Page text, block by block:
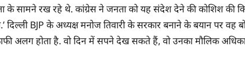
के सामने रख रहे थे. कांग्रेस ने जनता को यह संदेश देने की कोशिश की
दिल्ली BJP के अध्यक्ष मनोज तिवारी के सरकार बनाने के बयान पर वह
अलग होता है. वो दिन में सपने देख सकते हैं, वो उनका मौलिक